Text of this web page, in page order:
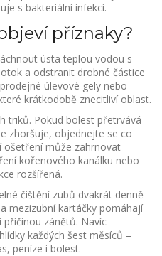
s bakteriální infekcí.
příznaky?
ústa teplou vodou s
a odstranit drobné částice
úlevové gely nebo
krátkodobě znecitliví oblast.
triků. Pokud bolest přetrvává
zhoršuje, objednejte se co
ošetření může zahrnovat
kořenového kanálku nebo
rozšířená.
čištění zubů dvakrát denně
mezizubní kartáčky pomáhají
zánětů. Navíc
každých šest měsíců –
peníze i bolest.